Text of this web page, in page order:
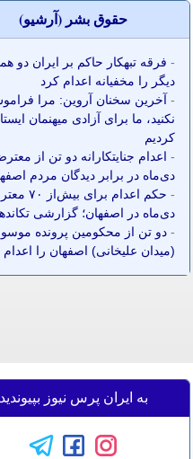
حقوق بشر (آرشيو)
- فرقه تبهکار حاکم بر ایران دو
دیگر را مخفیانه اعدام کرد
- آخرین سخنان آروین: مرا
نکنید، ما برای آزادی میهنمان
کردیم
- اعدام جنایتکارانه دو تن از
دی‌ماه در برابر دیدگان مردم
-
حکم اعدام برای
دی‌ماه در اصفهان؛ گزارشی
- دو تن از محکومین پرونده
(میدان علیخانی) اصفهان را اعدام
به ایران پرس نیوز بپیوندید